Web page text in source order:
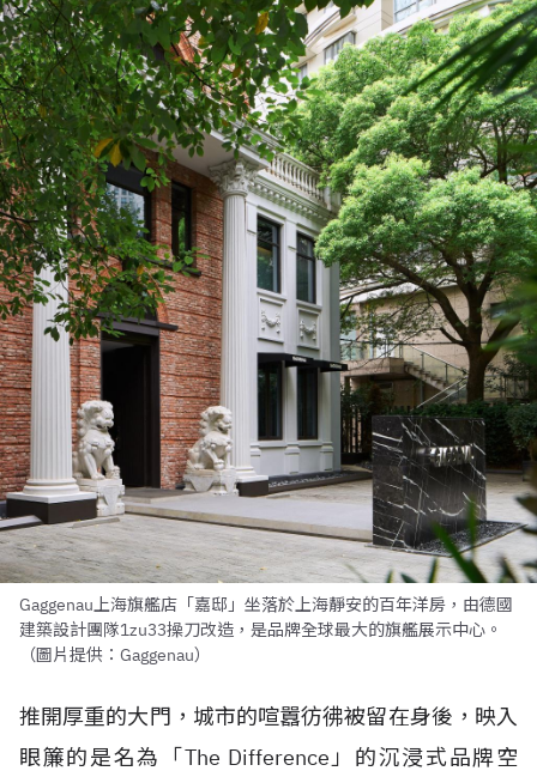
Gaggenau上海旗艦店「嘉邸」坐落於上海靜安的百年洋房，由德國
建築設計團隊1zu33操刀改造，是品牌全球最大的旗艦展示中心。
（圖片提供：Gaggenau）
推開厚重的大門，城市的喧囂彷彿被留在身後，映入
眼簾的是名為「The Difference」的沉浸式品牌空